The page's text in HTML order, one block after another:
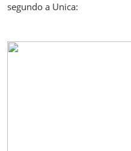
segundo a Unica: